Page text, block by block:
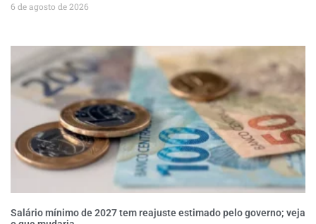
6 de agosto de 2026
Salário mínimo de 2027 tem reajuste estimado pelo governo; veja